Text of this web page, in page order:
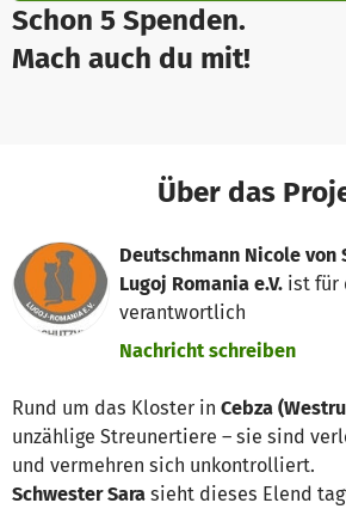
Schon 5 Spenden.
Mach auch du mit!
Über das
Deutschmann Nicole
Lugoj Romania e.V. ist für
verantwortlich
Nachricht schreiben
Rund um das Kloster in Cebza
unzählige Streunertiere – sie sind
und vermehren sich unkontrolliert.
Schwester Sara sieht dieses Elend